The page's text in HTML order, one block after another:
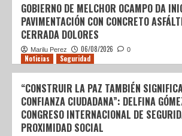
GOBIERNO DE MELCHOR OCAMPO DA
PAVIMENTACIÓN CON CONCRETO
CERRADA DOLORES
Marilu Perez 06/08/2026 0
Noticias Seguridad
“CONSTRUIR LA PAZ TAMBIÉN
CONFIANZA CIUDADANA”: DELFINA
CONGRESO INTERNACIONAL DE
PROXIMIDAD SOCIAL